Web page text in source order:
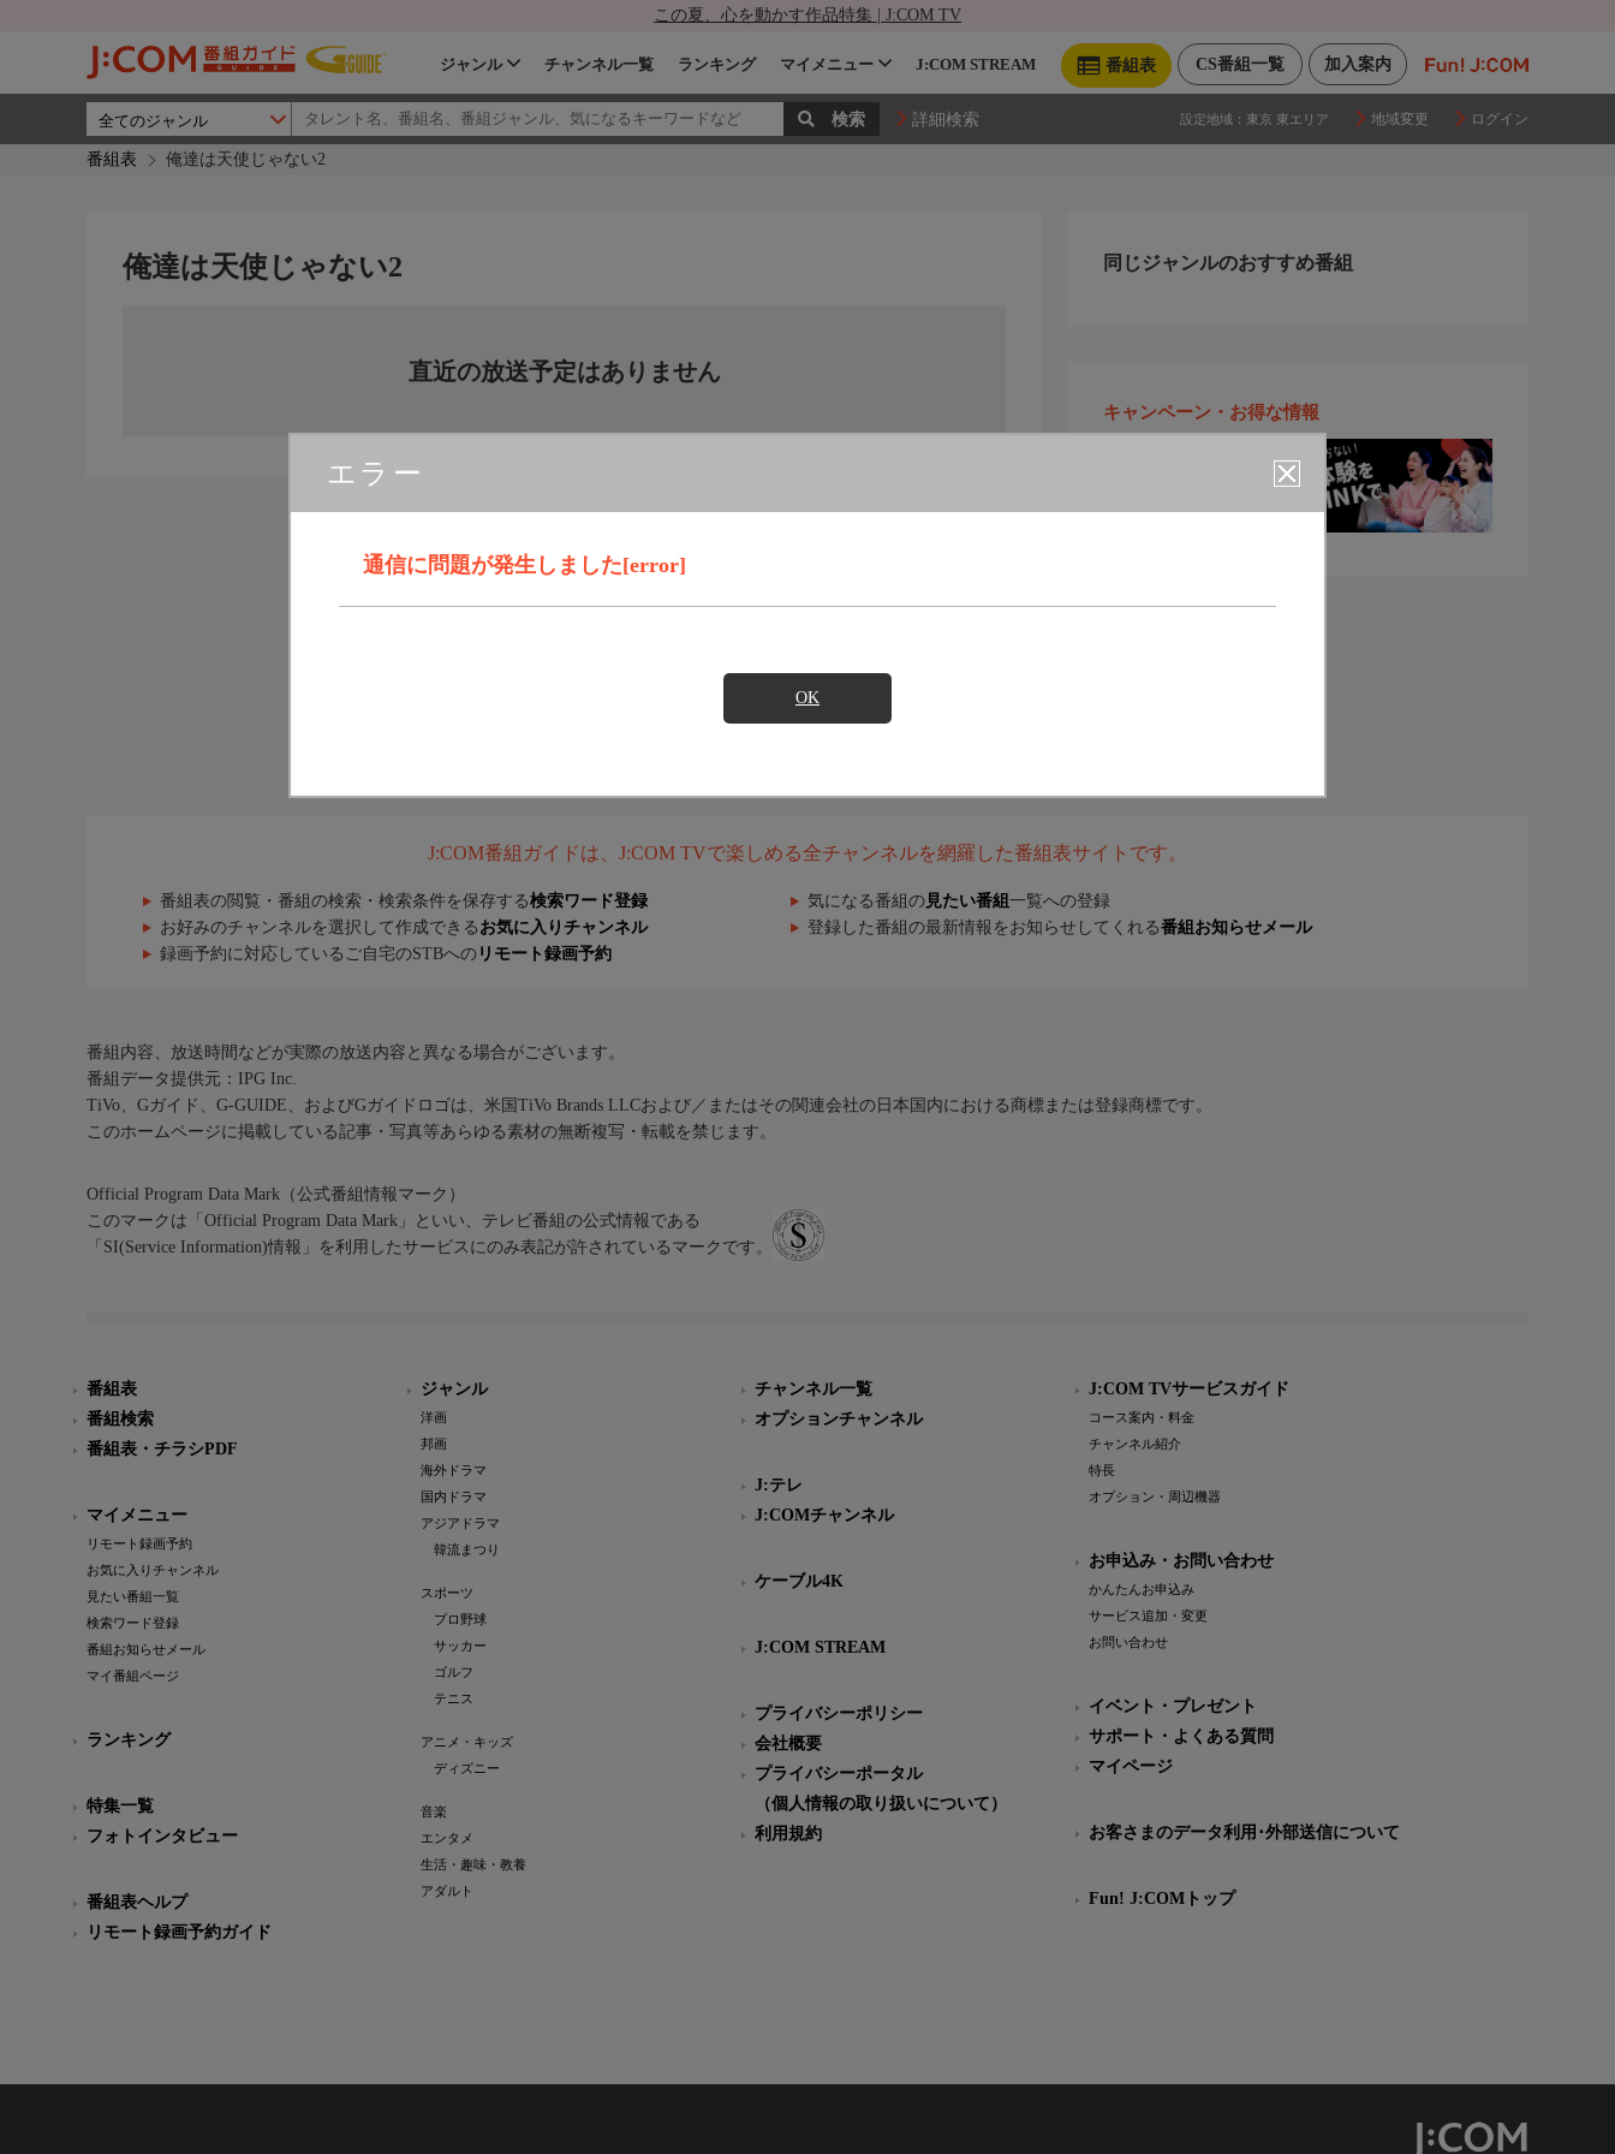
この夏、心を動かす作品特集 | J:COM TV
加入案内
CS番組一覧
番組表
ジャンル チャンネル一覧 ランキング マイメニュー J:COM STREAM
詳細検索 設定地域： 東京 東エリア 地域変更 ログイン
番組表 俺達は天使じゃない2
エラー
通信に問題が発生しました[error]
OK
俺達は天使じゃない2
直近の放送予定はありません
同じジャンルのおすすめ番組
キャンペーン・お得な情報
J:COM番組ガイドは、J:COM TVで楽しめる全チャンネルを網羅した番組表サイトです。
番組表の閲覧・番組の検索・検索条件を保存する検索ワード登録 気になる番組の 見たい番組 一覧への登録
お好みのチャンネルを選択して作成できる お気に入りチャンネル 登録した番組の最新情報をお知らせしてくれる番組お知らせメール
録画予約に対応しているご自宅のSTBへの リモート録画予約
番組内容、放送時間などが実際の放送内容と異なる場合がございます。
番組データ提供元：IPG Inc.
TiVo、Gガイド、G-GUIDE、およびGガイドロゴは、米国TiVo Brands LLCおよび／またはその関連会社の日本国内における商標または登録商標です。
このホームページに掲載している記事・写真等あらゆる素材の無断複写・転載を禁じます。
Official Program Data Mark（公式番組情報マーク）
このマークは「Official Program Data Mark」といい、テレビ番組の公式情報である
「SI(Service Information)情報」を利用したサービスにのみ表記が許されているマークです。
番組表
番組検索
番組表・チラシPDF
マイメニュー
リモート録画予約
お気に入りチャンネル
見たい番組一覧
検索ワード登録
番組お知らせメール
マイ番組ページ
ランキング
特集一覧
フォトインタビュー
番組表ヘルプ
リモート録画予約ガイド
ジャンル
洋画
邦画
海外ドラマ
国内ドラマ
アジアドラマ
韓流まつり
スポーツ
プロ野球
サッカー
ゴルフ
テニス
アニメ・キッズ
ディズニー
音楽
エンタメ
生活・趣味・教養
アダルト
チャンネル一覧
オプションチャンネル
J:テレ
J:COMチャンネル
ケーブル4K
J:COM STREAM
プライバシーポリシー
会社概要
プライバシーポータル
（個人情報の取り扱いについて）
利用規約
J:COM TVサービスガイド
コース案内・料金
チャンネル紹介
特長
オプション・周辺機器
お申込み・お問い合わせ
かんたんお申込み
サービス追加・変更
お問い合わせ
イベント・プレゼント
サポート・よくある質問
マイページ
お客さまのデータ利用･外部送信について
Fun! J:COMトップ